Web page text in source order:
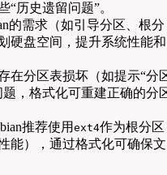
“历史遗留问题”。
的需求（如引导分区、根分
硬盘空间，提升系统性能和
在分区表损坏（如提示“分
，格式化可重建正确的分
推荐使用 ext4作为根分区
能），通过格式化可确保文